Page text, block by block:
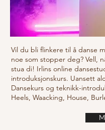
Vil du bli flinkere til å danse
noe som stopper deg? Vell,
stua di! Irlins online
introduksjonskurs. Uansett
Dansekurs og teknikk-
Heels, Waacking, House,